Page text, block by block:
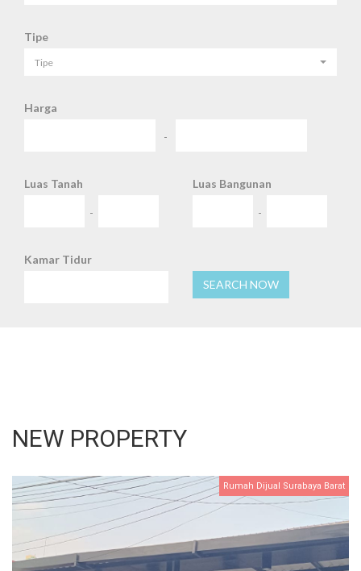
Tipe
Tipe
Harga
-
Luas Tanah
-
Luas Bangunan
-
Kamar Tidur
SEARCH NOW
NEW PROPERTY
Rumah Dijual Surabaya Barat